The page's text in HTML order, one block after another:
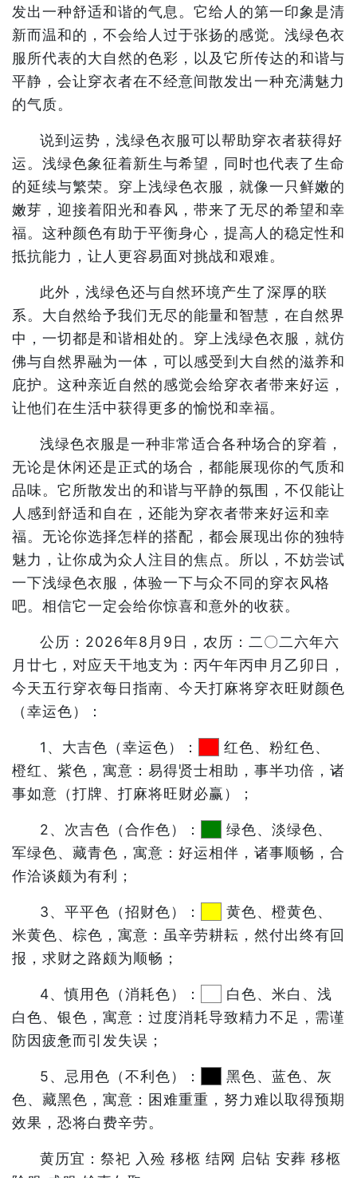
发出一种舒适和谐的气息。它给人的第一印象是清
新而温和的，不会给人过于张扬的感觉。浅绿色衣
服所代表的大自然的色彩，以及它所传达的和谐与
平静，会让穿衣者在不经意间散发出一种充满魅力
的气质。
说到运势，浅绿色衣服可以帮助穿衣者获得好
运。浅绿色象征着新生与希望，同时也代表了生命
的延续与繁荣。穿上浅绿色衣服，就像一只鲜嫩的
嫩芽，迎接着阳光和春风，带来了无尽的希望和幸
福。这种颜色有助于平衡身心，提高人的稳定性和
抵抗能力，让人更容易面对挑战和艰难。
此外，浅绿色还与自然环境产生了深厚的联
系。大自然给予我们无尽的能量和智慧，在自然界
中，一切都是和谐相处的。穿上浅绿色衣服，就仿
佛与自然界融为一体，可以感受到大自然的滋养和
庇护。这种亲近自然的感觉会给穿衣者带来好运，
让他们在生活中获得更多的愉悦和幸福。
浅绿色衣服是一种非常适合各种场合的穿着，
无论是休闲还是正式的场合，都能展现你的气质和
品味。它所散发出的和谐与平静的氛围，不仅能让
人感到舒适和自在，还能为穿衣者带来好运和幸
福。无论你选择怎样的搭配，都会展现出你的独特
魅力，让你成为众人注目的焦点。所以，不妨尝试
一下浅绿色衣服，体验一下与众不同的穿衣风格
吧。相信它一定会给你惊喜和意外的收获。
公历：2026年8月9日，农历：二〇二六年六
月廿七，对应天干地支为：丙午年丙申月乙卯日，
今天五行穿衣每日指南、今天打麻将穿衣旺财颜色
（幸运色）：
1、大吉色（幸运色）：
红色、粉红色、
橙红、紫色，寓意：易得贤士相助，事半功倍，诸
事如意（打牌、打麻将旺财必赢）；
2、次吉色（合作色）：
绿色、淡绿色、
军绿色、藏青色，寓意：好运相伴，诸事顺畅，合
作洽谈颇为有利；
3、平平色（招财色）：
黄色、橙黄色、
米黄色、棕色，寓意：虽辛劳耕耘，然付出终有回
报，求财之路颇为顺畅；
4、慎用色（消耗色）：
白色、米白、浅
白色、银色，寓意：过度消耗导致精力不足，需谨
防因疲惫而引发失误；
5、忌用色（不利色）：
黑色、蓝色、灰
色、藏黑色，寓意：困难重重，努力难以取得预期
效果，恐将白费辛劳。
黄历宜：祭祀 入殓 移柩 结网 启钻 安葬 移柩